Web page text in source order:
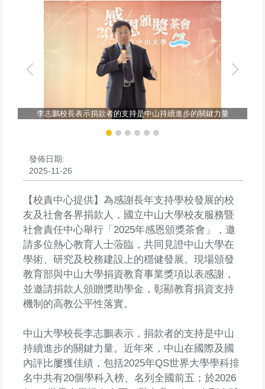
出版品
李志鵬校長表示捐款者的支持是中山持續進步的關鍵力量
發佈日期:
2025-11-26
【校責中心提供】為感謝長年支持學校發展的校
友及社會各界捐款人，國立中山大學校友服務暨
社會責任中心舉行「2025年感恩頒獎茶會」，邀
請多位熱心教育人士蒞臨，共同見證中山大學在
學術、研究及校務建設上的穩健發展。現場頒發
教育部與中山大學捐資教育事業獎項以表感謝，
並邀請捐款人頒贈獎助學金，彰顯教育捐資支持
機制的高教公平性落實。
中山大學校長李志鵬表示，捐款者的支持是中山
持續進步的關鍵力量。近年來，中山在國際及國
內評比屢獲佳績，包括2025年QS世界大學學科排
名中共有20個學科入榜、名列全國前五；於2026